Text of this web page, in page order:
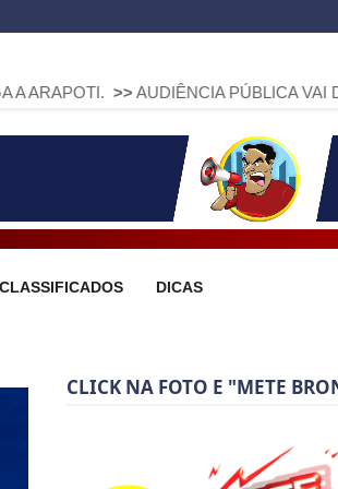
AUDIÊNCIA PÚBLICA VAI DEBATER
CLASSIFICADOS DICAS
CLICK NA FOTO E "METE